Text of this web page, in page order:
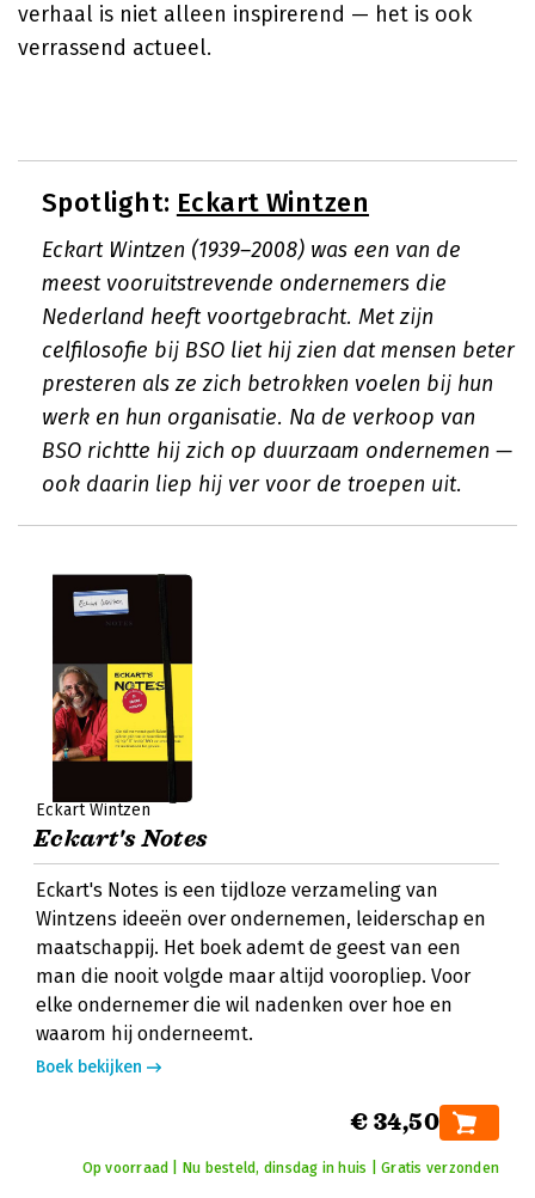
verhaal is niet alleen inspirerend — het is ook
verrassend actueel.
Spotlight: Eckart Wintzen
Eckart Wintzen (1939–2008) was een van de
meest vooruitstrevende ondernemers die
Nederland heeft voortgebracht. Met zijn
celfilosofie bij BSO liet hij zien dat mensen beter
presteren als ze zich betrokken voelen bij hun
werk en hun organisatie. Na de verkoop van
BSO richtte hij zich op duurzaam ondernemen —
ook daarin liep hij ver voor de troepen uit.
Eckart Wintzen
Eckart's Notes
Eckart's Notes is een tijdloze verzameling van
Wintzens ideeën over ondernemen, leiderschap en
maatschappij. Het boek ademt de geest van een
man die nooit volgde maar altijd vooropliep. Voor
elke ondernemer die wil nadenken over hoe en
waarom hij onderneemt.
Boek bekijken
€ 34,50
Op voorraad | Nu besteld, dinsdag in huis | Gratis verzonden